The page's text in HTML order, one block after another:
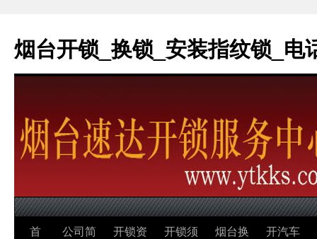
烟台开锁_换锁_安装指纹锁_电
跳首
公司简
开锁资
开锁须
烟台换
开汽车